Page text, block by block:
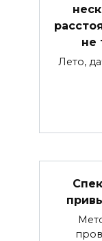
не
Лето,